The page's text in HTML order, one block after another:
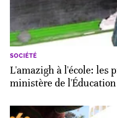
SOCIÉTÉ
L'amazigh à l'école: les
ministère de